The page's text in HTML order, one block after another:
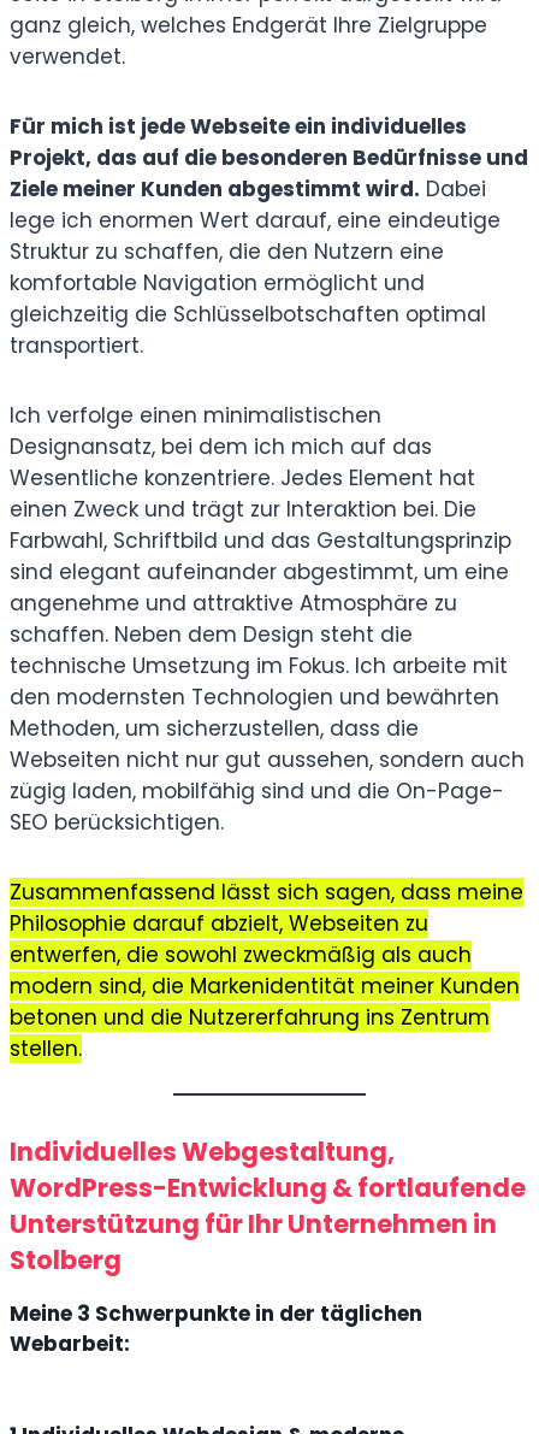
ganz gleich, welches Endgerät Ihre Zielgruppe
verwendet.
Für mich ist jede Webseite ein individuelles
Projekt, das auf die besonderen Bedürfnisse und
Ziele meiner Kunden abgestimmt wird. Dabei
lege ich enormen Wert darauf, eine eindeutige
Struktur zu schaffen, die den Nutzern eine
komfortable Navigation ermöglicht und
gleichzeitig die Schlüsselbotschaften optimal
transportiert.
Ich verfolge einen minimalistischen
Designansatz, bei dem ich mich auf das
Wesentliche konzentriere. Jedes Element hat
einen Zweck und trägt zur Interaktion bei. Die
Farbwahl, Schriftbild und das Gestaltungsprinzip
sind elegant aufeinander abgestimmt, um eine
angenehme und attraktive Atmosphäre zu
schaffen. Neben dem Design steht die
technische Umsetzung im Fokus. Ich arbeite mit
den modernsten Technologien und bewährten
Methoden, um sicherzustellen, dass die
Webseiten nicht nur gut aussehen, sondern auch
zügig laden, mobilfähig sind und die On-Page-
SEO berücksichtigen.
Zusammenfassend lässt sich sagen, dass meine
Philosophie darauf abzielt, Webseiten zu
entwerfen, die sowohl zweckmäßig als auch
modern sind, die Markenidentität meiner Kunden
betonen und die Nutzererfahrung ins Zentrum
stellen.
Individuelles Webgestaltung,
WordPress-Entwicklung & fortlaufende
Unterstützung für Ihr Unternehmen in
Stolberg
Meine 3 Schwerpunkte in der täglichen
Webarbeit: